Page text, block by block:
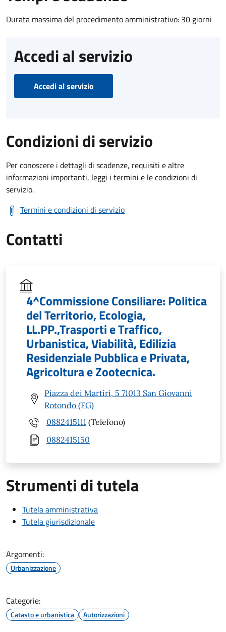
Durata massima del procedimento amministrativo: 30 giorni
Accedi al servizio
Accedi al servizio
Condizioni di servizio
Per conoscere i dettagli di scadenze, requisiti e altre
informazioni importanti, leggi i termini e le condizioni di
servizio.
Termini e condizioni di servizio
Contatti
4^Commissione Consiliare: Politica
del Territorio, Ecologia,
LL.PP.,Trasporti e Traffico,
Urbanistica, Viabilità, Edilizia
Residenziale Pubblica e Privata,
Agricoltura e Zootecnica.
Piazza dei Martiri, 5 71013 San Giovanni
Rotondo (FG)
0882415111 (Telefono)
0882415150
Strumenti di tutela
Tutela amministrativa
Tutela giurisdizionale
Argomenti:
Urbanizzazione
Categorie:
Catasto e urbanistica Autorizzazioni